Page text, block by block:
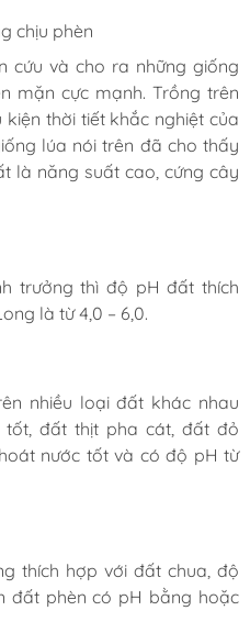
chịu phèn
cứu và cho ra những giống
mặn cực mạnh. Trồng trên
thời tiết khắc nghiệt của
lúa nói trên đã cho thấy
là năng suất cao, cứng cây
trưởng thì độ pH đất thích
là từ 4,0 – 6,0.
nhiều loại đất khác nhau
đất thịt pha cát, đất đỏ
nước tốt và có độ pH từ
thích hợp với đất chua, độ
đất phèn có pH bằng hoặc